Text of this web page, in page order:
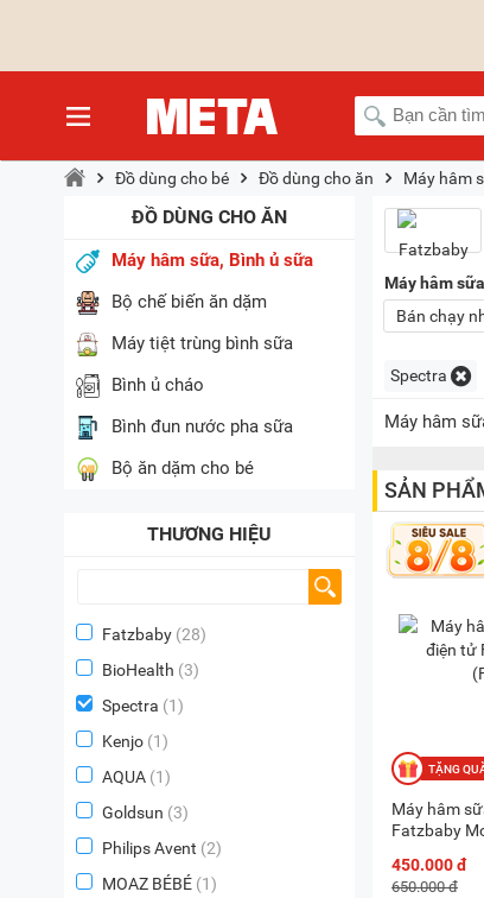
Đồ dùng cho bé Đồ dùng cho ăn Máy hâm
ĐỒ DÙNG CHO ĂN
Máy hâm sữa, Bình ủ sữa
Bộ chế biến ăn dặm
Máy tiệt trùng bình sữa
Bình ủ cháo
Bình đun nước pha sữa
Bộ ăn dặm cho bé
THƯƠNG HIỆU
Fatzbaby (28)
BioHealth (3)
Spectra (1)
Kenjo (1)
AQUA (1)
Goldsun (3)
Philips Avent (2)
MOAZ BÉBÉ (1)
Máy hâm
Bán chạy
Spectra
Máy hâm
SẢN
Máy hâm
Fatzbaby
450.000 đ
650.000 đ